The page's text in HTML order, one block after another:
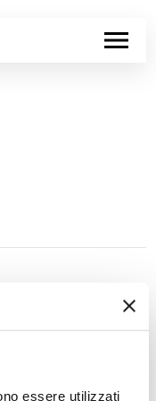
essere utilizzati